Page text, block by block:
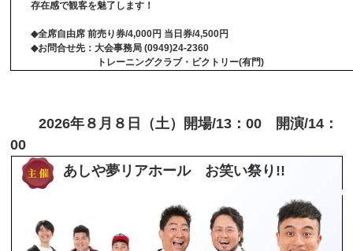
存在感で観客を魅了します！
◆全席自由席 前売り券/4,000円 当日券/4,500円
◆お問合せ先：大会事務局 (0949)24-2360
トレーニングクラブ・ビクトリー(有門)
2026年８月８日（土）開場/13：00 開演/14：
00
あしや夢リアホール お笑い祭り!!